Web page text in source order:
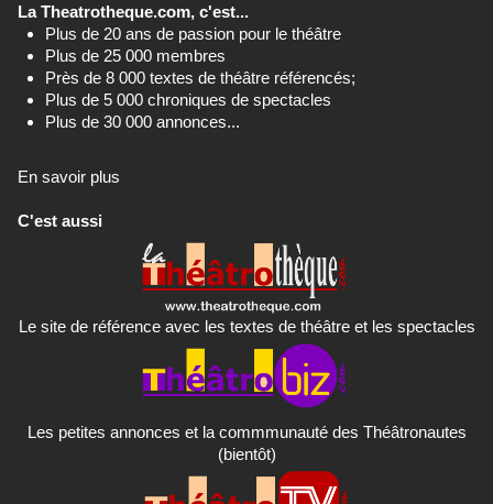
La Theatrotheque.com, c'est...
Plus de 20 ans de passion pour le théâtre
Plus de 25 000 membres
Près de 8 000 textes de théâtre référencés;
Plus de 5 000 chroniques de spectacles
Plus de 30 000 annonces...
En savoir plus
C'est aussi
Le site de référence avec les textes de théâtre et les spectacles
Les petites annonces et la commmunauté des Théâtronautes
(bientôt)